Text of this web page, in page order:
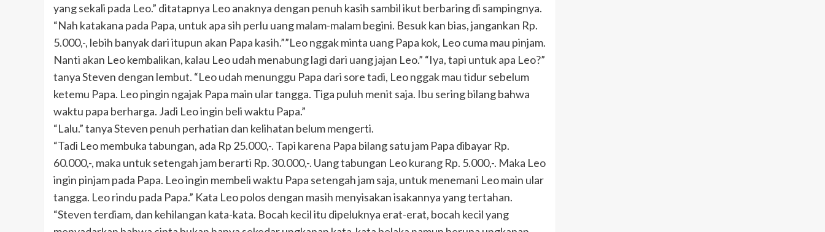
yang sekali pada Leo.” ditatapnya Leo anaknya dengan penuh kasih sambil ikut berbaring di sampingnya.
“Nah katakana pada Papa, untuk apa sih perlu uang malam-malam begini. Besuk kan bias, jangankan Rp.
5.000,-, lebih banyak dari itupun akan Papa kasih.””Leo nggak minta uang Papa kok, Leo cuma mau pinjam.
Nanti akan Leo kembalikan, kalau Leo udah menabung lagi dari uang jajan Leo.” “Iya, tapi untuk apa Leo?”
tanya Steven dengan lembut. “Leo udah menunggu Papa dari sore tadi, Leo nggak mau tidur sebelum
ketemu Papa. Leo pingin ngajak Papa main ular tangga. Tiga puluh menit saja. Ibu sering bilang bahwa
waktu papa berharga. Jadi Leo ingin beli waktu Papa.”
“Lalu.” tanya Steven penuh perhatian dan kelihatan belum mengerti.
“Tadi Leo membuka tabungan, ada Rp 25.000,-. Tapi karena Papa bilang satu jam Papa dibayar Rp.
60.000,-, maka untuk setengah jam berarti Rp. 30.000,-. Uang tabungan Leo kurang Rp. 5.000,-. Maka Leo
ingin pinjam pada Papa. Leo ingin membeli waktu Papa setengah jam saja, untuk menemani Leo main ular
tangga. Leo rindu pada Papa.” Kata Leo polos dengan masih menyisakan isakannya yang tertahan.
“Steven terdiam, dan kehilangan kata-kata. Bocah kecil itu dipeluknya erat-erat, bocah kecil yang